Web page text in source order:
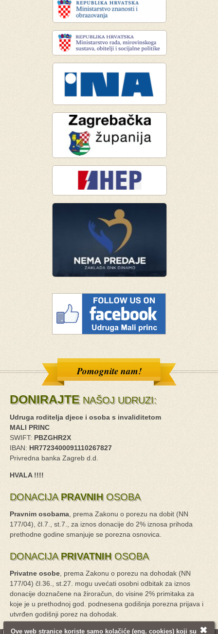
Ove web stranice koriste samo kolačiće (eng. cookies) koji su ✖
Pomognite nam!
DONIRAJTENAŠOJ UDRUZI:
Udruga roditelja djece i osoba s invaliditetom
MALI PRINC
SWIFT: PBZGHR2X
IBAN: HR7723400091110267827
Privredna banka Zagreb d.d.
HVALA !!!!
DONACIJAPRAVNIH OSOBA
Pravnim osobama, prema Zakonu o porezu na dobit (NN
177/04), čl.7., st.7., za iznos donacije do 2% iznosa prihoda
prethodne godine smanjuje se porezna osnovica.
DONACIJAPRIVATNIH OSOBA
Privatne osobe, prema Zakonu o porezu na dohodak (NN
177/04) čl.36., st.27. mogu uvećati osobni odbitak za iznos
donacije doznačene na žiroračun, do visine 2% primitaka za
koje je u prethodnoj god. podnesena godišnja porezna prijava i
utvrđen godišnji porez na dohodak.